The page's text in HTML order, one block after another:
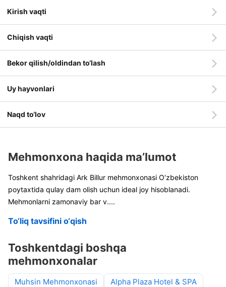
Kirish vaqti
Chiqish vaqti
Bekor qilish/oldindan to‘lash
Uy hayvonlari
Naqd to‘lov
Mehmonxona haqida ma’lumot
Toshkent shahridagi Ark Billur mehmonxonasi O‘zbekiston
poytaxtida qulay dam olish uchun ideal joy hisoblanadi.
Mehmonlarni zamonaviy bar v....
To‘liq tavsifini o‘qish
Toshkentdagi boshqa
mehmonxonalar
Muhsin Mehmonxonasi
Alpha Plaza Hotel & SPA